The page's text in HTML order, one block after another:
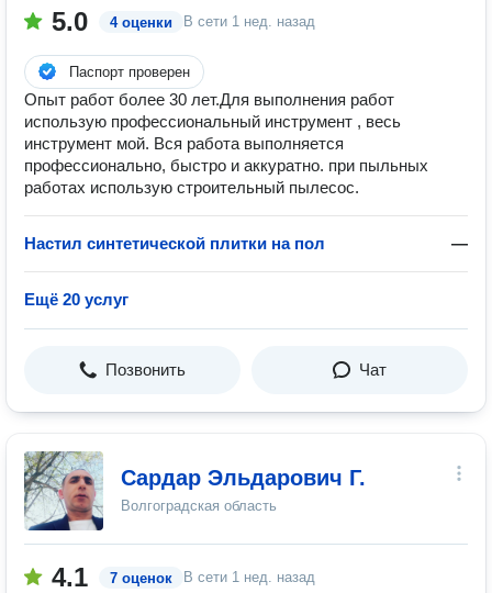
5.0 4 оценки В сети 1 нед. назад
Паспорт проверен
Опыт работ более 30 лет.Для выполнения работ
использую профессиональный инструмент , весь
инструмент мой. Вся работа выполняется
профессионально, быстро и аккуратно. при пыльных
работах использую строительный пылесос.
Настил синтетической плитки на пол —
Ещё 20 услуг
Позвонить Чат
Сардар Эльдарович Г.
Волгоградская область
4.1 7 оценок В сети 1 нед. назад